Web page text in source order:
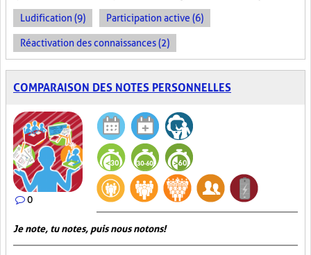
Ludification (9) Participation active (6)
Réactivation des connaissances (2)
COMPARAISON DES NOTES PERSONNELLES
0
Je note, tu notes, puis nous notons!